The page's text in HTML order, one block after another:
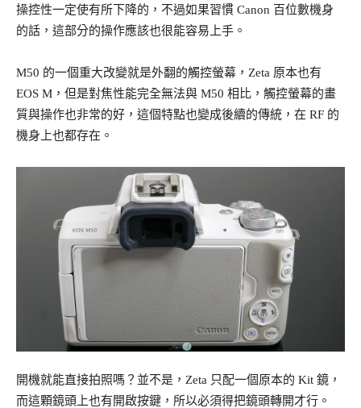
操控性一定使有所下降的，不過如果習慣 Canon 百位數機身
的話，這部分的操作應該也很能容易上手。
M50 的一個重大改變就是外翻的觸控螢幕，Zeta 原本也有
EOS M，但是對焦性能完全無法與 M50 相比，觸控螢幕的畫
質與操作也非常的好，這個特點也變成後續的傳統，在 RF 的
機身上也都存在。
開機就能直接拍照嗎？並不是，Zeta 只配一個原本的 Kit 鏡，
而這顆鏡頭上也有開啟按鍵，所以必須得把鏡頭轉開才行。